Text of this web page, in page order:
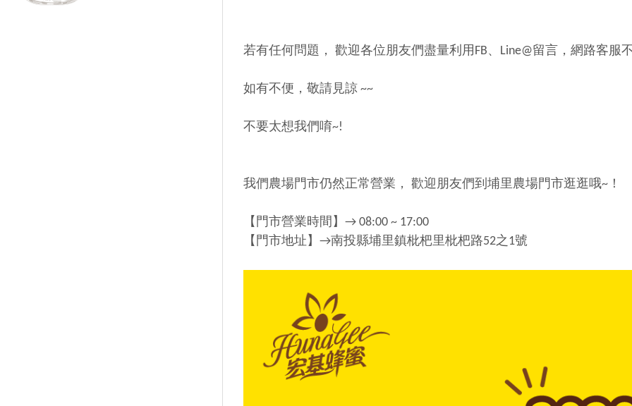
若有任何問題， 歡迎各位朋友們盡量利用FB、Line@留言，網路客服
如有不便，敬請見諒 ~~
不要太想我們唷~!
我們農場門市仍然正常營業， 歡迎朋友們到埔里農場門市逛逛哦~！
【門市營業時間】→ 08:00 ~ 17:00
【門市地址】→南投縣埔里鎮枇杷里枇杷路52之1號